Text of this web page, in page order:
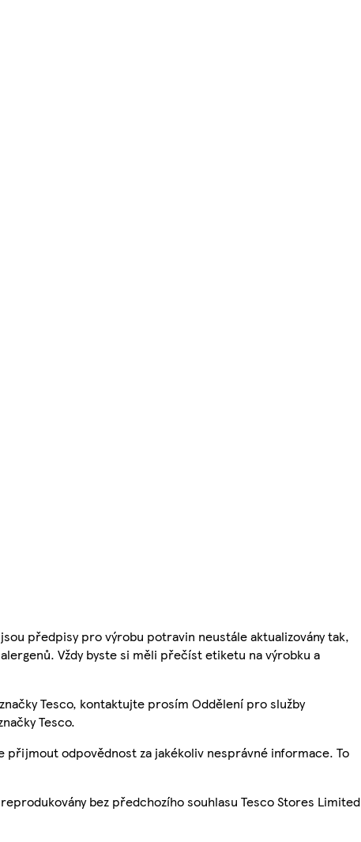
předpisy pro výrobu potravin neustále aktualizovány tak,
Vždy byste si měli přečíst etiketu na výrobku a
Tesco, kontaktujte prosím Oddělení pro služby
Tesco.
přijmout odpovědnost za jakékoliv nesprávné informace. To
bez předchozího souhlasu Tesco Stores Limited